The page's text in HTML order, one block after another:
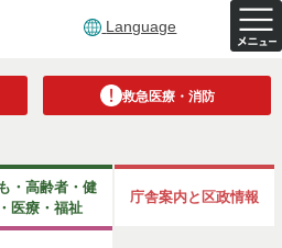
Language
救急医療・消防
・高齢者・健
医療・福祉
庁舎案内と区政情報